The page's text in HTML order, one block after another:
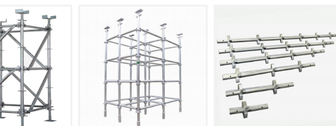
وملحمي محورين
على طرفي.
(قياسي) ، أفقي
قوس قطري (قوس
رافدة ، رافدة
رافدة عودة ،
نظام سقالة فولاذية مجلفنة
بالغمس على الساخن بالكامل
مناسبة لتوفير الوصول العام
التي تسمح بتوصيل ما يصل إلى
4 أفقياً بعمود في عملية تثبيت
Infrastructure Scaffolding
Like Bridge, High Speedway
Construction, Industrial
Scaffolding like Offshore
Construction and High Load
Concrete Formwork
Temporary Scaffolding. The